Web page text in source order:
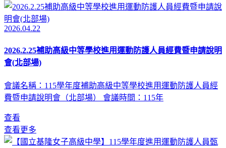
2026.04.22
2026.2.25補助高級中等學校進用運動防護人員經費暨申請說明
會(北部場)
會議名稱：115學年度補助高級中等學校進用運動防護人員經
費暨申請說明會（北部場） 會議時間：115年
查看
查看更多